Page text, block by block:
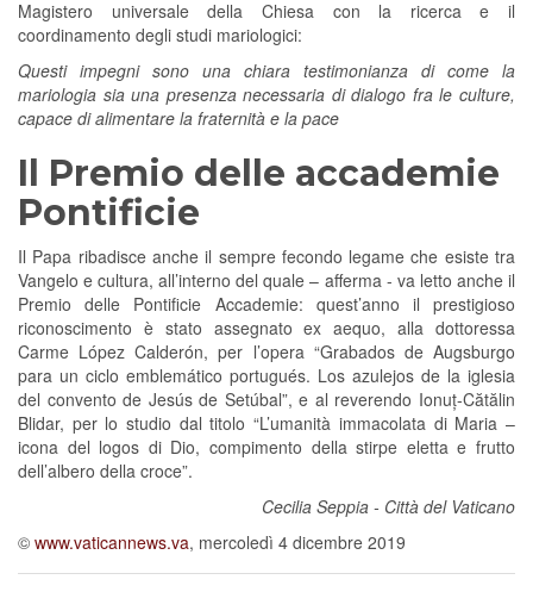
Magistero universale della Chiesa con la ricerca e il
coordinamento degli studi mariologici:
Questi impegni sono una chiara testimonianza di come la
mariologia sia una presenza necessaria di dialogo fra le culture,
capace di alimentare la fraternità e la pace
Il Premio delle accademie
Pontificie
Il Papa ribadisce anche il sempre fecondo legame che esiste tra
Vangelo e cultura, all’interno del quale – afferma - va letto anche il
Premio delle Pontificie Accademie: quest’anno il prestigioso
riconoscimento è stato assegnato ex aequo, alla dottoressa
Carme López Calderón, per l’opera “Grabados de Augsburgo
para un ciclo emblemático portugués. Los azulejos de la iglesia
del convento de Jesús de Setúbal”, e al reverendo Ionuț-Cătălin
Blidar, per lo studio dal titolo “L’umanità immacolata di Maria –
icona del logos di Dio, compimento della stirpe eletta e frutto
dell’albero della croce”.
Cecilia Seppia - Città del Vaticano
© www.vaticannews.va, mercoledì 4 dicembre 2019